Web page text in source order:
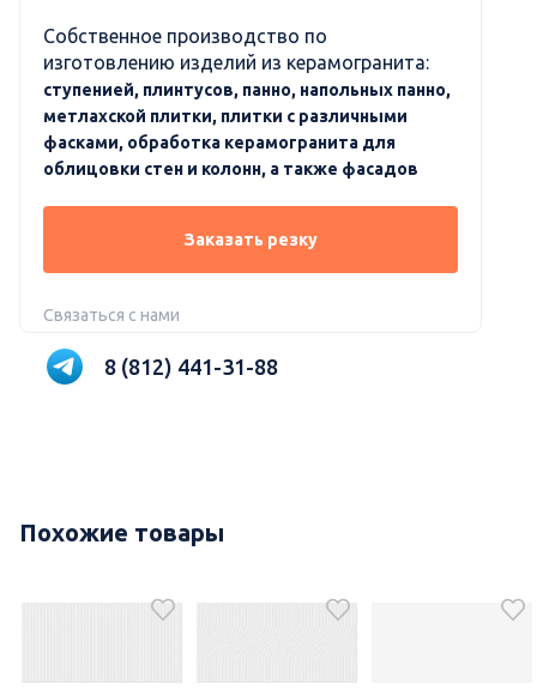
Собственное производство по
изготовлению изделий из керамогранита:
ступенией, плинтусов, панно, напольных панно,
метлахской плитки, плитки с различными
фасками, обработка керамогранита для
облицовки стен и колонн, а также фасадов
Заказать резку
Связаться с нами
8 (812) 441-31-88
Похожие товары